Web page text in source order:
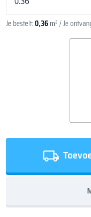
Je bestelt:0,36m²/ Je